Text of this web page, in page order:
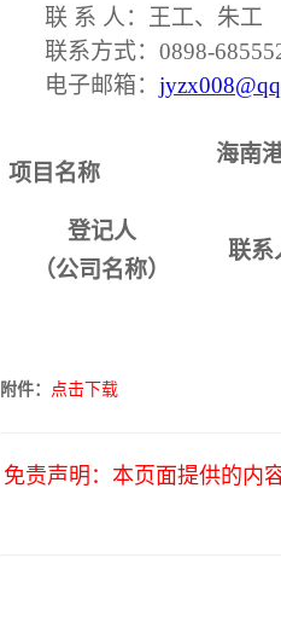
联 系 人：王工、 朱工
联系方式： 0898-
电子邮箱：
项目名称
海南
登记人
（公司名称）
联系
附件： 点击下载
免责声明：本页面提供的内